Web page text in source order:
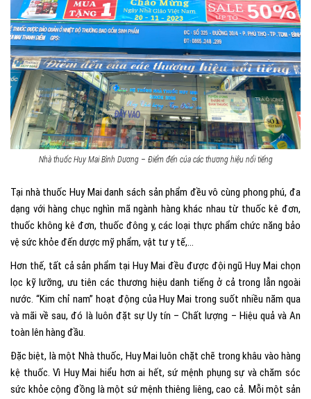
Nhà thuốc Huy Mai Bình Dương – Điểm đến của các thương hiệu nổi tiếng
Tại nhà thuốc Huy Mai danh sách sản phẩm đều vô cùng phong phú, đa
dạng với hàng chục nghìn mã ngành hàng khác nhau từ thuốc kê đơn,
thuốc không kê đơn, thuốc đông y, các loại thực phẩm chức năng bảo
vệ sức khỏe đến dược mỹ phẩm, vật tư y tế,…
Hơn thế, tất cả sản phẩm tại Huy Mai đều được đội ngũ Huy Mai chọn
lọc kỹ lưỡng, ưu tiên các thương hiệu danh tiếng ở cả trong lẫn ngoài
nước. “Kim chỉ nam” hoạt động của Huy Mai trong suốt nhiều năm qua
và mãi về sau, đó là luôn đặt sự Uy tín – Chất lượng – Hiệu quả và An
toàn lên hàng đầu.
Đặc biệt, là một Nhà thuốc, Huy Mai luôn chặt chẽ trong khâu vào hàng
kệ thuốc. Vì Huy Mai hiểu hơn ai hết, sứ mệnh phụng sự và chăm sóc
sức khỏe cộng đồng là một sứ mệnh thiêng liêng, cao cả. Mỗi một sản